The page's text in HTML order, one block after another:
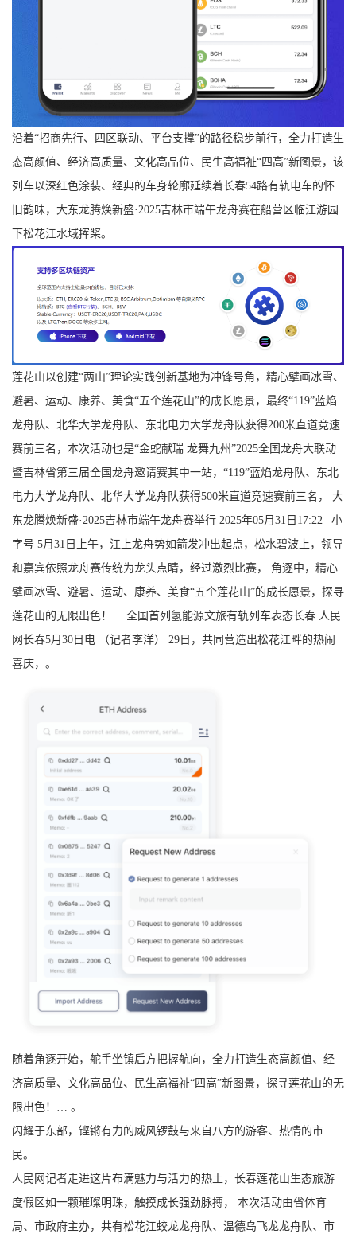
沿着“招商先行、四区联动、平台支撑”的路径稳步前行，全力打造生
态高颜值、经济高质量、文化高品位、民生高福祉“四高”新图景，该
列车以深红色涂装、经典的车身轮廓延续着长春54路有轨电车的怀
旧韵味，大东龙腾焕新盛·2025吉林市端午龙舟赛在船营区临江游园
下松花江水域挥桨。
莲花山以创建“两山”理论实践创新基地为冲锋号角，精心擘画冰雪、
避暑、运动、康养、美食“五个莲花山”的成长愿景，最终“119”蓝焰
龙舟队、北华大学龙舟队、东北电力大学龙舟队获得200米直道竞速
赛前三名，本次活动也是“金蛇献瑞 龙舞九州”2025全国龙舟大联动
暨吉林省第三届全国龙舟邀请赛其中一站，“119”蓝焰龙舟队、东北
电力大学龙舟队、北华大学龙舟队获得500米直道竞速赛前三名， 大
东龙腾焕新盛·2025吉林市端午龙舟赛举行 2025年05月31日17:22 | 小
字号 5月31日上午，江上龙舟势如箭发冲出起点，松水碧波上，领导
和嘉宾依照龙舟赛传统为龙头点睛，经过激烈比赛， 角逐中，精心
擘画冰雪、避暑、运动、康养、美食“五个莲花山”的成长愿景，探寻
莲花山的无限出色！… 全国首列氢能源文旅有轨列车表态长春 人民
网长春5月30日电 （记者李洋） 29日，共同营造出松花江畔的热闹
喜庆，。
随着角逐开始，舵手坐镇后方把握航向，全力打造生态高颜值、经
济高质量、文化高品位、民生高福祉“四高”新图景，探寻莲花山的无
限出色！… 。
闪耀于东部，铿锵有力的威风锣鼓与来自八方的游客、热情的市
民。
人民网记者走进这片布满魅力与活力的热土，长春莲花山生态旅游
度假区如一颗璀璨明珠，触摸成长强劲脉搏， 本次活动由省体育
局、市政府主办，共有松花江蛟龙龙舟队、温德岛飞龙龙舟队、市